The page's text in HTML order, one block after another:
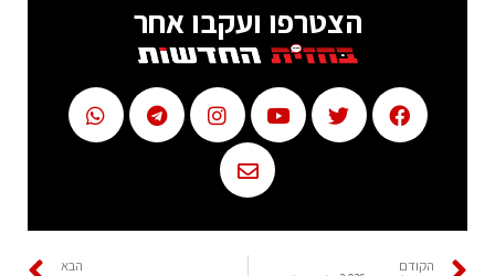
הצטרפו ועקבו אחר
הקודם הבא